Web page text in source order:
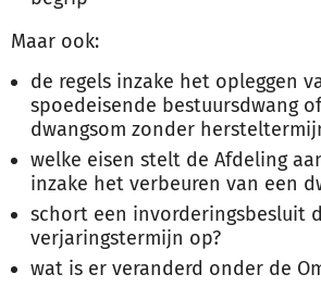
Maar ook:
de regels inzake het opleggen
spoedeisende bestuursdwang
dwangsom zonder
welke eisen stelt de Afdeling
inzake het verbeuren van een
schort een invorderingsbesluit
verjaringstermijn op?
wat is er veranderd onder de